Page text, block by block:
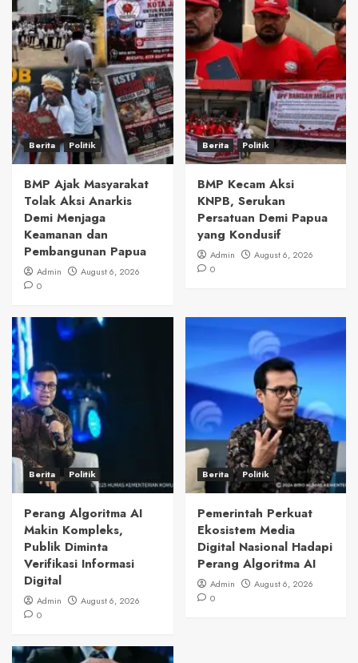
Berita Politik
BMP Ajak Masyarakat
Tolak Aksi Anarkis
Demi Menjaga
Keamanan dan
Pembangunan Papua
Admin
August 6, 2026
0
Berita Politik
BMP Kecam Aksi
KNPB, Serukan
Persatuan Demi Papua
yang Kondusif
Admin
August 6, 2026
0
Berita Politik
Perang Algoritma AI
Makin Kompleks,
Publik Diminta
Verifikasi Informasi
Digital
Admin
August 6, 2026
0
Berita Politik
Pemerintah Perkuat
Ekosistem Media
Digital Nasional Hadapi
Perang Algoritma AI
Admin
August 6, 2026
0